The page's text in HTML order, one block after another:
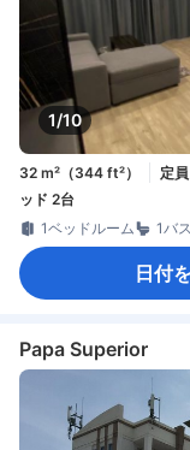
1/10
32 m²（344 ft²） 定
ッド 2台
1ベッドルーム
1バ
日付
Papa Superior